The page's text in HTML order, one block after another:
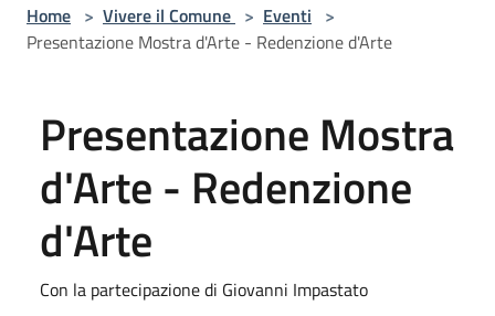
Home > Vivere il Comune > Eventi >
Presentazione Mostra d'Arte - Redenzione d'Arte
Presentazione Mostra
d'Arte - Redenzione
d'Arte
Con la partecipazione di Giovanni Impastato